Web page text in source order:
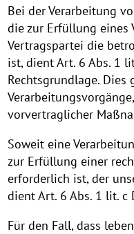
Bei der Verarbeitung
die zur Erfüllung eines
Vertragspartei die
ist, dient Art. 6 Abs. 1
Rechtsgrundlage.
vorvertraglicher
Soweit eine
zur Erfüllung einer
erforderlich ist, der
dient Art. 6 Abs. 1 lit. c
Für den Fall, dass